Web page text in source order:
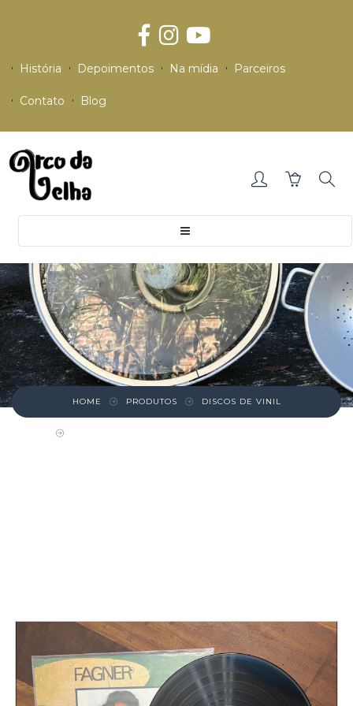
História Depoimentos Na mídia Parceiros
Contato Blog
HOME PRODUTOS DISCOS DE VINIL